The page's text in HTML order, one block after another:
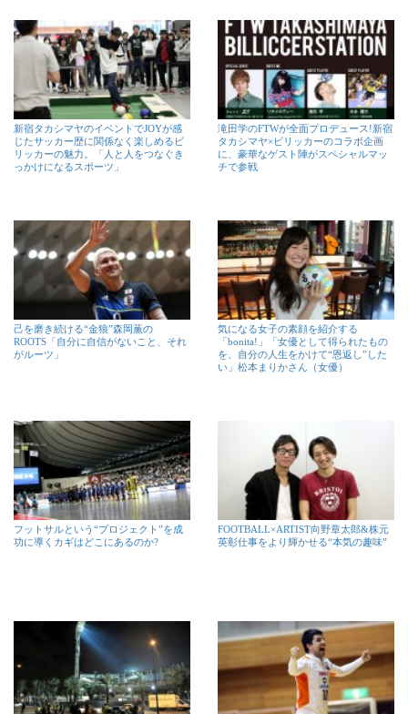
新宿タカシマヤのイベントでJOYが感
じたサッカー歴に関係なく楽しめるビ
リッカーの魅力。「人と人をつなぐき
っかけになるスポーツ」
滝田学のFTWが全面プロデュース!新宿
タカシマヤ×ビリッカーのコラボ企画
に、豪華なゲスト陣がスペシャルマッ
チで参戦
己を磨き続ける“金狼”森岡薫の
ROOTS「自分に自信がないこと、それ
がルーツ」
気になる女子の素顔を紹介する
「bonita!」「女優として得られたもの
を、自分の人生をかけて“恩返し”した
い」松本まりかさん（女優）
フットサルという“プロジェクト”を成
功に導くカギはどこにあるのか?
FOOTBALL×ARTIST向野章太郎&株元
英彰仕事をより輝かせる“本気の趣味”